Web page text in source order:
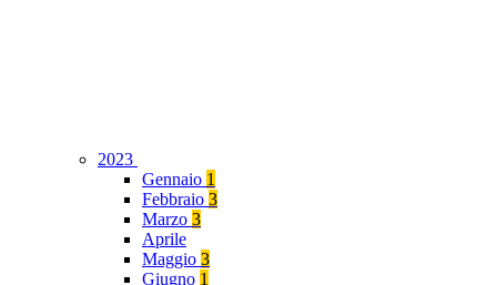
2023
Gennaio 1
Febbraio 3
Marzo 3
Aprile
Maggio 3
Giugno 1